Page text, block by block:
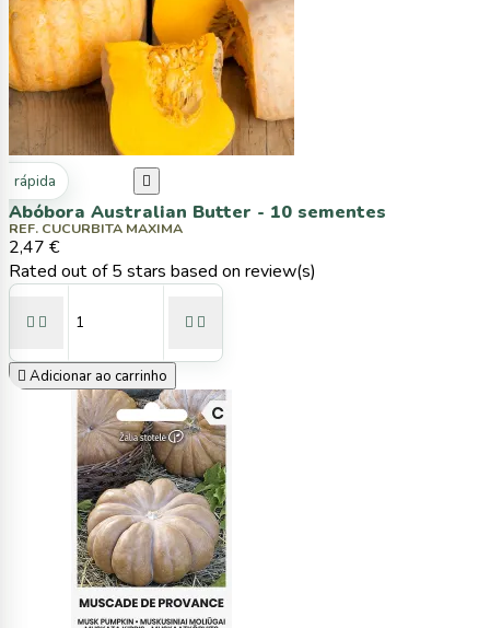
rápida 
Abóbora Australian Butter - 10 sementes
REF. CUCURBITA MAXIMA
2,47 €
Rated out of 5 stars based on review(s)
   
 Adicionar ao carrinho